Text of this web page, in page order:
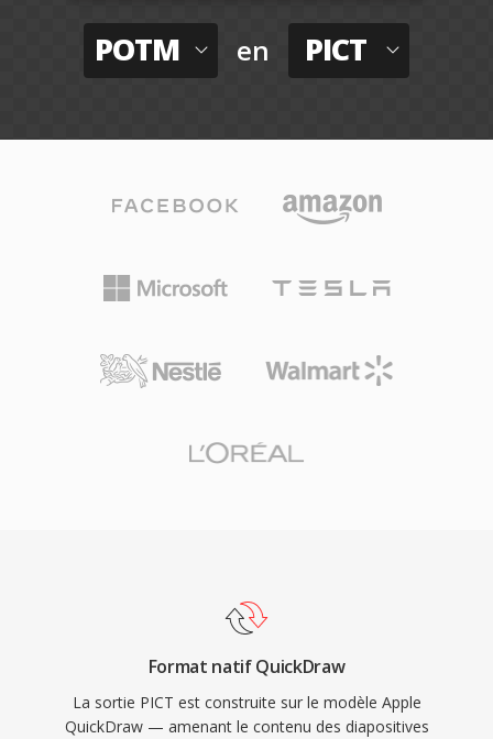
POTM en PICT
Format natif QuickDraw
La sortie PICT est construite sur le modèle Apple
QuickDraw — amenant le contenu des diapositives